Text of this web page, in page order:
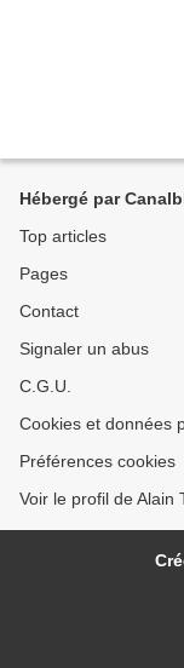
Hébergé par
Top articles
Pages
Contact
Signaler un abus
C.G.U.
Cookies et données
Préférences cookies
Voir le profil de Alain